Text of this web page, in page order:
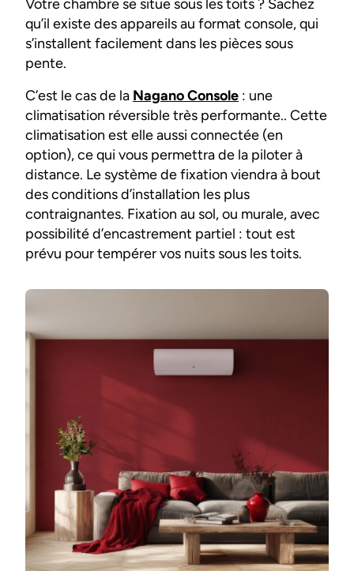
Votre chambre se situe sous les toits ? Sachez
qu’il existe des appareils au format console, qui
s’installent facilement dans les pièces sous
pente.
C’est le cas de la Nagano Console : une
climatisation réversible très performante.. Cette
climatisation est elle aussi connectée (en
option), ce qui vous permettra de la piloter à
distance. Le système de fixation viendra à bout
des conditions d’installation les plus
contraignantes. Fixation au sol, ou murale, avec
possibilité d’encastrement partiel : tout est
prévu pour tempérer vos nuits sous les toits.